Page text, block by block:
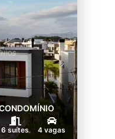
6 suítes 4 vagas